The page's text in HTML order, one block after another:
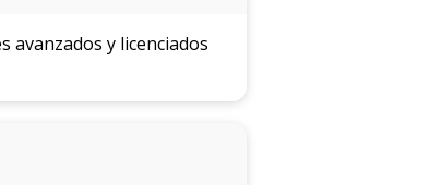
avanzados y licenciados